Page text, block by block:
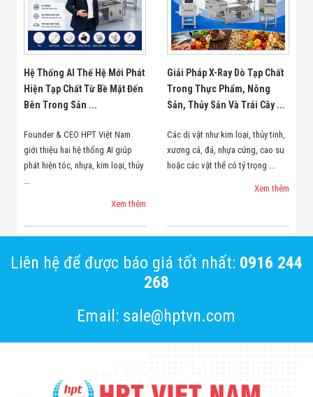
Hệ Thống AI Thế Hệ Mới Phát
Hiện Tạp Chất Từ Bề Mặt Đến
Bên Trong Sản ...
Founder & CEO HPT Việt Nam
giới thiệu hai hệ thống AI giúp
phát hiện tóc, nhựa, kim loại, thủy
Xem thêm
Giải Pháp X-Ray Dò Tạp Chất
Trong Thực Phẩm, Nông
Sản, Thủy Sản Và Trái Cây ...
Các dị vật như kim loại, thủy tinh,
xương cá, đá, nhựa cứng, cao su
hoặc các vật thể có tỷ trọng ...
Xem thêm
Liên hệ để được báo giá tốt nhất: 0916 244
268
Email: sale@hptvn.com